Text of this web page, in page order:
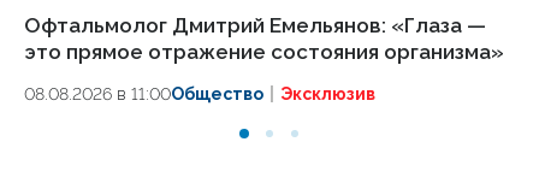
Офтальмолог Дмитрий Емельянов: «Глаза —
это прямое отражение состояния организма»
08.08.2026 в 11:00Общество Эксклюзив